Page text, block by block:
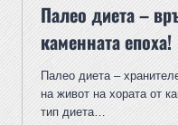
Палео диета –
каменната епоха!
Палео диета –
на живот на хората от
тип диета…